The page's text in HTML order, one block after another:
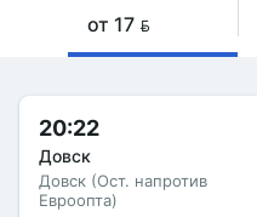
от 17 
20:22
Довск
Довск (Ост. напротив
Евроопта)